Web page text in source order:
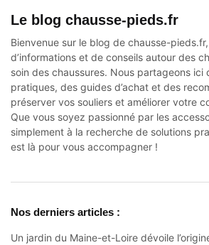
Le blog chausse-pieds.fr
Bienvenue sur le blog de chausse-
d’informations et de conseils autour des
soin des chaussures. Nous partageons ici
pratiques, des guides d’achat et des
préserver vos souliers et améliorer votre
Que vous soyez passionné par les
simplement à la recherche de solutions
est là pour vous accompagner !
Nos derniers articles :
Un jardin du Maine-et-Loire dévoile